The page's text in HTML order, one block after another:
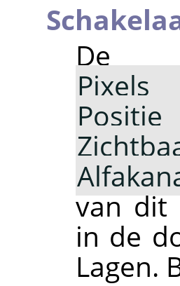
De
van dit
in de
Lagen.